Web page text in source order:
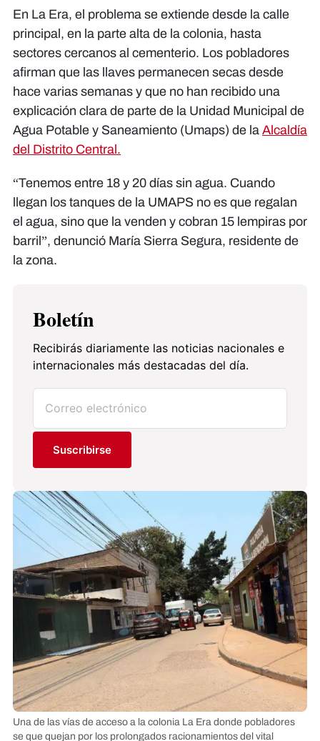
En La Era, el problema se extiende desde la calle
principal, en la parte alta de la colonia, hasta
sectores cercanos al cementerio. Los pobladores
afirman que las llaves permanecen secas desde
hace varias semanas y que no han recibido una
explicación clara de parte de la Unidad Municipal de
Agua Potable y Saneamiento (Umaps) de la Alcaldía
del Distrito Central.
“Tenemos entre 18 y 20 días sin agua. Cuando
llegan los tanques de la UMAPS no es que regalan
el agua, sino que la venden y cobran 15 lempiras por
barril”, denunció María Sierra Segura, residente de
la zona.
Boletín
Recibirás diariamente las noticias nacionales e
internacionales más destacadas del día.
Suscribirse
Una de las vías de acceso a la colonia La Era donde pobladores
se que quejan por los prolongados racionamientos del vital